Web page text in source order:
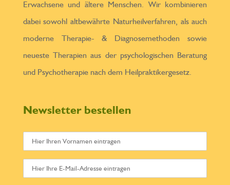
Erwachsene und ältere Menschen. Wir kombinieren
dabei sowohl altbewährte Naturheilverfahren, als auch
moderne Therapie- & Diagnosemethoden sowie
neueste Therapien aus der psychologischen Beratung
und Psychotherapie nach dem Heilpraktikergesetz.
Newsletter bestellen